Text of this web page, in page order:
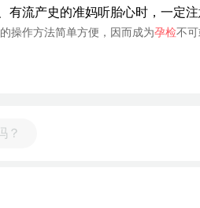
有流产史的准妈听胎心时，一定
操作方法简单方便，因而成为孕检不